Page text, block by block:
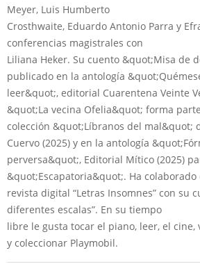
Meyer, Luis Humberto
Crosthwaite, Eduardo Antonio Parra y
conferencias magistrales con
Liliana Heker. Su cuento &quot;Misa de
publicado en la antología
leer&quot;, editorial Cuarentena Veinte
&quot;La vecina Ofelia&quot; forma
colección &quot;Líbranos del mal&quot;
Cuervo (2025) y en la antología
perversa&quot;, Editorial Mítico (2025)
&quot;Escapatoria&quot;. Ha colaborado
revista digital “Letras Insomnes” con su
diferentes escalas”. En su tiempo
libre le gusta tocar el piano, leer, el
y coleccionar Playmobil.